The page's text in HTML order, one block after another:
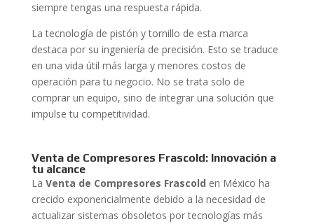
siempre tengas una respuesta rápida.
La tecnología de pistón y tornillo de esta marca
destaca por su ingeniería de precisión. Esto se traduce
en una vida útil más larga y menores costos de
operación para tu negocio. No se trata solo de
comprar un equipo, sino de integrar una solución que
impulse tu competitividad.
Venta de Compresores Frascold: Innovación a
tu alcance
La Venta de Compresores Frascold en México ha
crecido exponencialmente debido a la necesidad de
actualizar sistemas obsoletos por tecnologías más